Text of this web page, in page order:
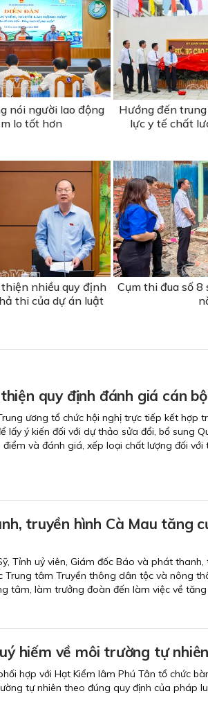
nói người lao động
lo tốt hơn
Hướng đến
lực y tế chất
nhiều quy định
thi của dự án luật
Cụm thi đua số
quy định đánh giá cán bộ
ương tổ chức hội nghị trực tiếp kết hợp
lấy ý kiến đối với dự thảo sửa đổi, bổ sung
điểm và đánh giá, xếp loại chất lượng đối
truyền hình Cà Mau tăng
Tỉnh uỷ viên, Giám đốc Báo và phát thanh,
Trung tâm Truyền thông dân tộc và nông
tâm, làm trưởng đoàn đến làm việc về
hiếm về môi trường tự nhiên
hợp với Hạt Kiểm lâm Phú Tân tổ chức
tự nhiên theo đúng quy định của pháp